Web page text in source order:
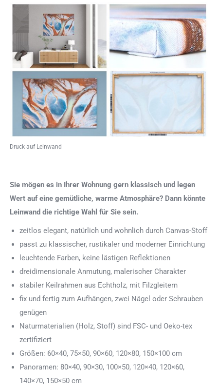
Druck auf Leinwand
Sie mögen es in Ihrer Wohnung gern klassisch und legen
Wert auf eine gemütliche, warme Atmosphäre? Dann könnte
Leinwand die richtige Wahl für Sie sein.
zeitlos elegant, natürlich und wohnlich durch Canvas-Stoff
passt zu klassischer, rustikaler und moderner Einrichtung
leuchtende Farben, keine lästigen Reflektionen
dreidimensionale Anmutung, malerischer Charakter
stabiler Keilrahmen aus Echtholz, mit Filzgleitern
fix und fertig zum Aufhängen, zwei Nägel oder Schrauben
genügen
Naturmaterialien (Holz, Stoff) sind FSC- und Oeko-tex
zertifiziert
Größen: 60×40, 75×50, 90×60, 120×80, 150×100 cm
Panoramen: 80×40, 90×30, 100×50, 120×40, 120×60,
140×70, 150×50 cm